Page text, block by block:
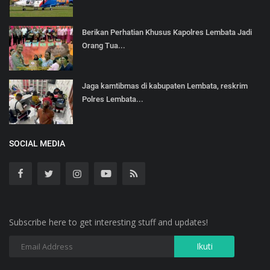
Berikan Perhatian Khusus Kapolres Lembata Jadi
Orang Tua...
Jaga kamtibmas di kabupaten Lembata, reskrim
Polres Lembata...
SOCIAL MEDIA
Subscribe here to get interesting stuff and updates!